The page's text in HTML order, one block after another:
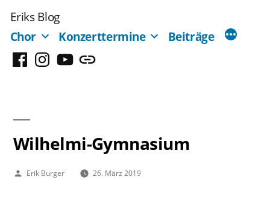
Inhalt
springen
Eriks Blog
Chor
Konzerttermine Beiträge
FacebookInstagram
YouTubeMastodon
Wilhelmi-Gymnasium
Veröffentlicht
Erik Burger 26. März 2019